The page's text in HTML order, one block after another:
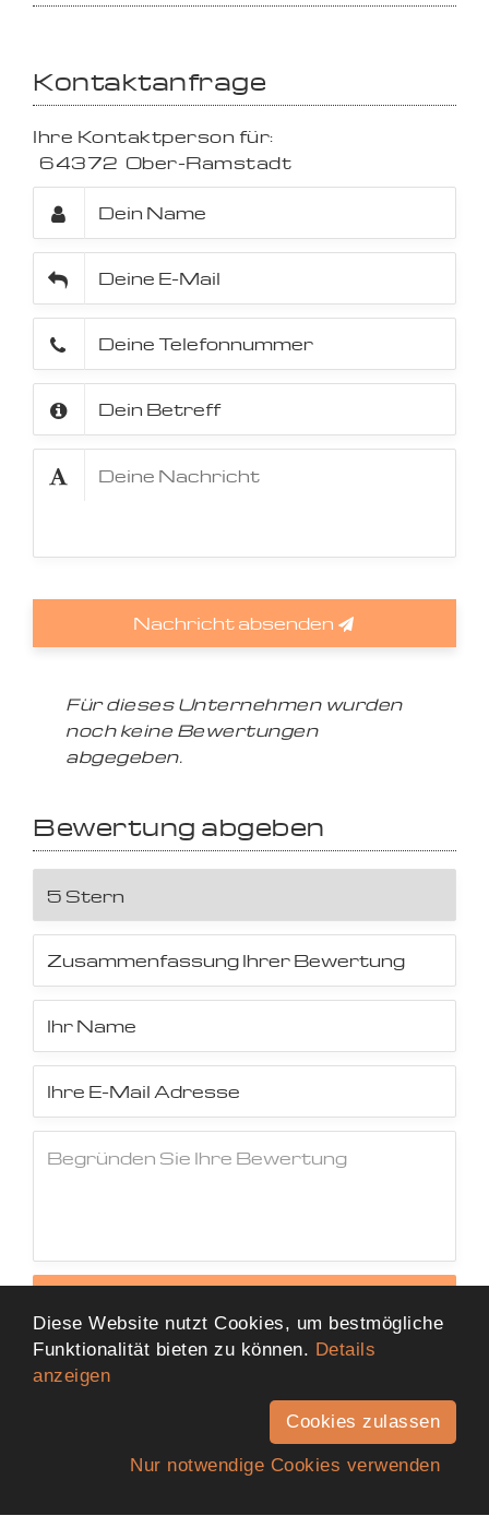
Kontaktanfrage
Ihre Kontaktperson für:
64372 Ober-Ramstadt
Nachricht absenden
Für dieses Unternehmen wurden
noch keine Bewertungen
abgegeben.
Bewertung abgeben
Diese Website nutzt Cookies, um bestmögliche
Funktionalität bieten zu können. Details
anzeigen
Cookies zulassen
Nur notwendige Cookies verwenden